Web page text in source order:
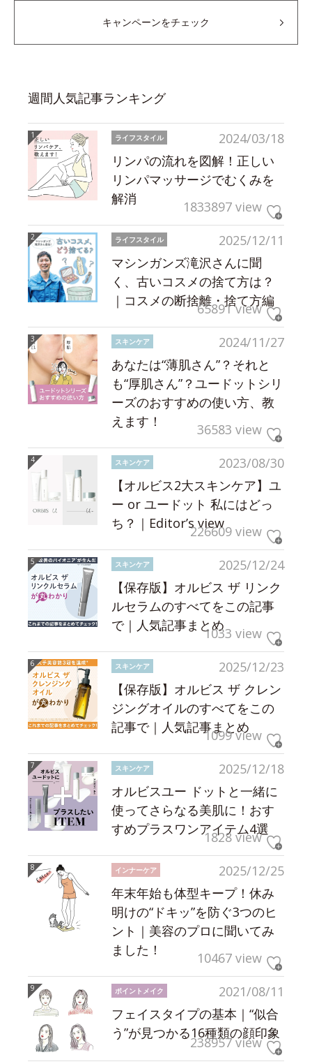
キャンペーンをチェック
週間人気記事ランキング
2024/03/18
ライフスタイル
リンパの流れを図解！正しい
リンパマッサージでむくみを
解消
1833897 view
2025/12/11
ライフスタイル
マシンガンズ滝沢さんに聞
く、古いコスメの捨て方は？
｜コスメの断捨離・捨て方編
65891 view
2024/11/27
スキンケア
あなたは“薄肌さん”？それと
も“厚肌さん”？ユードットシリ
ーズのおすすめの使い方、教
えます！
36583 view
2023/08/30
スキンケア
【オルビス2大スキンケア】ユ
ー or ユードット 私にはどっ
ち？｜Editor’s view226609 view
2025/12/24
スキンケア
【保存版】オルビス ザ リンク
ルセラムのすべてをこの記事
で｜人気記事まとめ1033 view
2025/12/23
スキンケア
【保存版】オルビス ザ クレン
ジングオイルのすべてをこの
記事で｜人気記事まとめ
1099 view
2025/12/18
スキンケア
オルビスユー ドットと一緒に
使ってさらなる美肌に！おす
すめプラスワンアイテム4選
1828 view
2025/12/25
インナーケア
年末年始も体型キープ！休み
明けの“ドキッ”を防ぐ3つのヒ
ント｜美容のプロに聞いてみ
ました！
10467 view
2021/08/11
ポイントメイク
フェイスタイプの基本｜“似合
う”が見つかる16種類の顔印象
238957 view